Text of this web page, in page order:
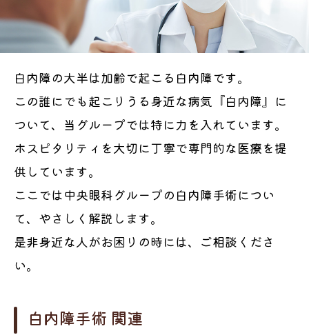
白内障の大半は加齢で起こる白内障です。
この誰にでも起こりうる身近な病気『白内障』に
ついて、当グループでは特に力を入れています。
ホスピタリティを大切に丁寧で専門的な医療を提
供しています。
ここでは中央眼科グループの白内障手術につい
て、やさしく解説します。
是非身近な人がお困りの時には、ご相談くださ
い。
白内障手術 関連